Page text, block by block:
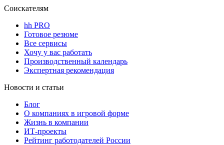
Соискателям
hh PRO
Готовое резюме
Все сервисы
Хочу у вас работать
Производственный календарь
Экспертная рекомендация
Новости и статьи
Блог
О компаниях в игровой форме
Жизнь в компании
ИТ-проекты
Рейтинг работодателей России